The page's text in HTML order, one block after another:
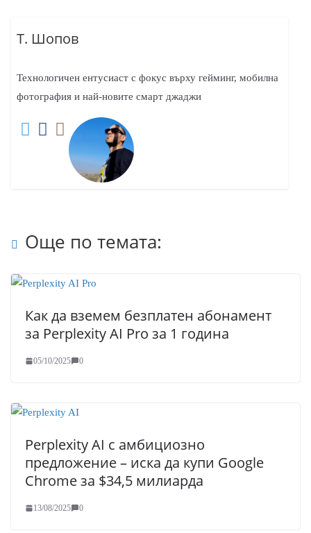
Т. Шопов
Технологичен ентусиаст с фокус върху гейминг, мобилна
фотография и най-новите смарт джаджи
Още по темата:
Как да вземем безплатен абонамент
за Perplexity AI Pro за 1 година
05/10/2025 0
Perplexity AI с амбициозно
предложение – иска да купи Google
Chrome за $34,5 милиарда
13/08/2025 0